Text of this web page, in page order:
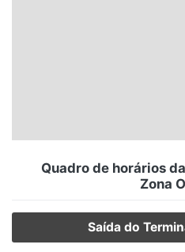
Quadro de horários
Zona
Saída do